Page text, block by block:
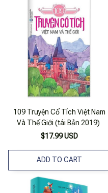
109 Truyện Cổ Tích Việt Nam
Và Thế Giới (tái Bản 2019)
$17.99 USD
ADD TO CART